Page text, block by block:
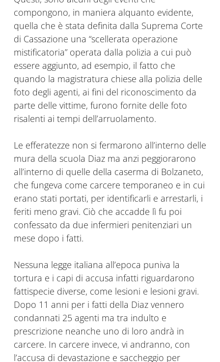
compongono, in maniera alquanto evidente,
quella che è stata definita dalla Suprema Corte
di Cassazione una “scellerata operazione
mistificatoria” operata dalla polizia a cui può
essere aggiunto, ad esempio, il fatto che
quando la magistratura chiese alla polizia delle
foto degli agenti, ai fini del riconoscimento da
parte delle vittime, furono fornite delle foto
risalenti ai tempi dell’arruolamento.
Le efferatezze non si fermarono all’interno delle
mura della scuola Diaz ma anzi peggiorarono
all’interno di quelle della caserma di Bolzaneto,
che fungeva come carcere temporaneo e in cui
erano stati portati, per identificarli e arrestarli, i
feriti meno gravi. Ciò che accadde lì fu poi
confessato da due infermieri penitenziari un
mese dopo i fatti.
Nessuna legge italiana all’epoca puniva la
tortura e i capi di accusa infatti riguardarono
fattispecie diverse, come lesioni e lesioni gravi.
Dopo 11 anni per i fatti della Diaz vennero
condannati 25 agenti ma tra indulto e
prescrizione neanche uno di loro andrà in
carcere. In carcere invece, vi andranno, con
l’accusa di devastazione e saccheggio per